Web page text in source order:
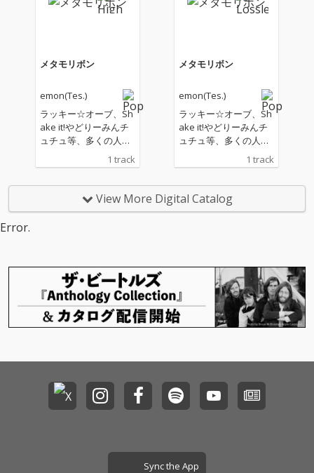
メタモリボン
emon(Tes.)
ラッキー☆オーブ、Sh
ake it!やどりーみんチ
ュチュ等、多くの人気
楽曲を生み出してきた
emon(Tes.)による、プ
1 track
メタモリボン
emon(Tes.)
ラッキー☆オーブ、Sh
ake it!やどりーみんチ
ュチュ等、多くの人気
楽曲を生み出してきた
emon(Tes.)による、プ
登場！
1 track
View More Digital Catalog
Error.
Sync the App